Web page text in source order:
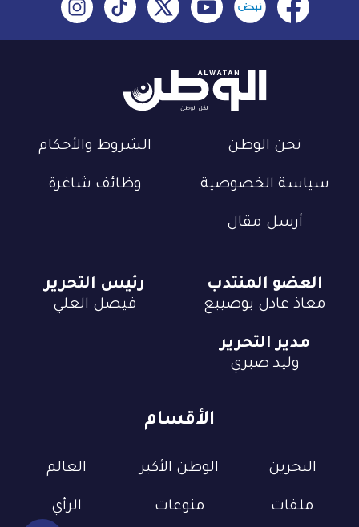
نحن الوطن الشروط والأحكام
سياسة الخصوصية وظائف شاغرة
أرسل مقال
الأقسام
البحرين الوطن الأكبر العالم
ملفات منوعات الرأي
العضو المنتدب
معاذ عادل بوصيبع
رئيس التحرير
فيصل العلي
مدير التحرير
وليد صبري